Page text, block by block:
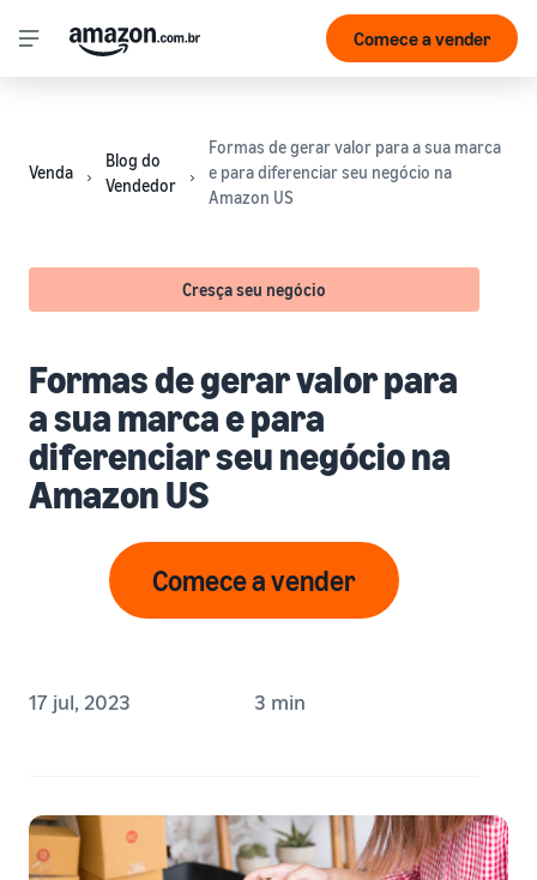
Comece a vender
Venda
Blog do
Vendedor
Formas de gerar valor para a sua marca
e para diferenciar seu negócio na
Amazon US
Cresça seu negócio
Formas de gerar valor para
a sua marca e para
diferenciar seu negócio na
Amazon US
Comece a vender
17 jul, 2023 3 min